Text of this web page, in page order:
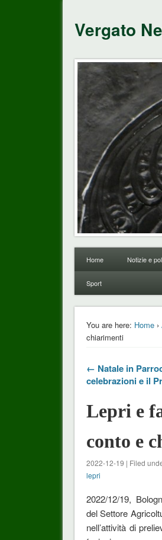
Vergato
Home Notizie e
Sport
You are here: Home›
chiarimenti
← Natale in
celebrazioni e il
Lepri e
conto e
2022-12-19 | Filed
lepri
2022/12/19,
del Settore
nell’attività di